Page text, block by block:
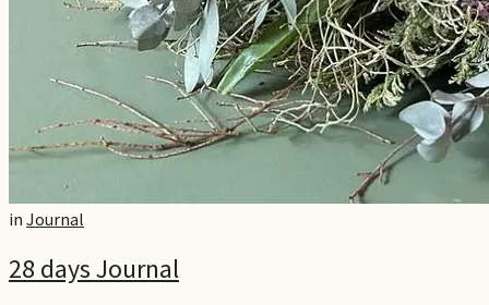
in Journal
28 days Journal